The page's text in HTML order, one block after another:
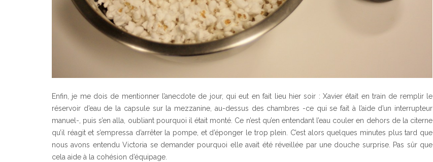
Enfin, je me dois de mentionner l’anecdote de jour, qui eut en fait lieu hier soir : Xavier était en train de remplir le
réservoir d’eau de la capsule sur la mezzanine, au-dessus des chambres -ce qui se fait à l’aide d’un interrupteur
manuel-, puis s’en alla, oubliant pourquoi il était monté. Ce n’est qu’en entendant l’eau couler en dehors de la citerne
qu’il réagit et s’empressa d’arrêter la pompe, et d’éponger le trop plein. C’est alors quelques minutes plus tard que
nous avons entendu Victoria se demander pourquoi elle avait été réveillée par une douche surprise. Pas sûr que
cela aide à la cohésion d’équipage.